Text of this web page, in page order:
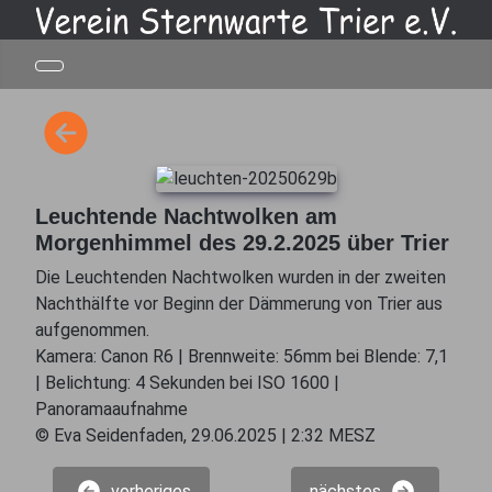
Leuchtende Nachtwolken am
Morgenhimmel des 29.2.2025 über Trier
Die Leuchtenden Nachtwolken wurden in der zweiten
Nachthälfte vor Beginn der Dämmerung von Trier aus
aufgenommen.
Kamera: Canon R6 | Brennweite: 56mm bei Blende: 7,1
| Belichtung: 4 Sekunden bei ISO 1600 |
Panoramaaufnahme
© Eva Seidenfaden, 29.06.2025 | 2:32 MESZ